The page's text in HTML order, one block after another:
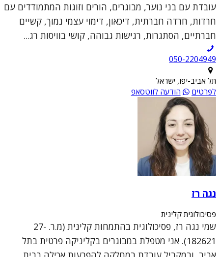
עובדת עם בני נוער, מבוגרים, הורים וזוגות המתמודדים עם
חרדות, חרדה חברתית, דיכאון, דימוי עצמי נמוך, קשיים
חברתיים, הסתגרות, רגישות גבוהה, קושי בוויסות רג...
050-2204949
תל אביב-יפו, ישראל
לפרטים
הודעה לווטסאפ
נגה רז
פסיכולוגית קלינית
שמי נגה רז, פסיכולוגית בהתמחות קלינית (מ.ר. 27-
182621). אני מטפלת במבוגרים בקליניקה פרטית בתל